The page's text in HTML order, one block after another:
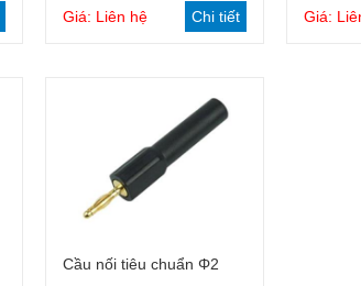
Giá: Liên hệ Chi tiết Giá:
Giỏ hàng
Cầu nối tiêu chuẩn Φ2